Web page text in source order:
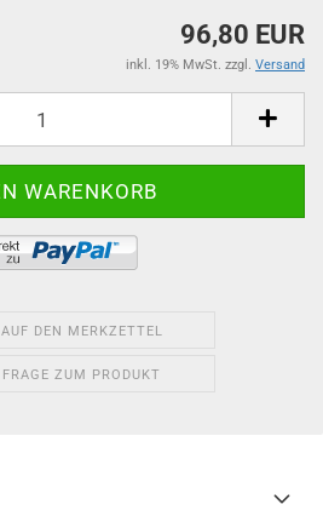
96,80 EUR
inkl. 19% MwSt. zzgl. Versand
AUF DEN MERKZETTEL
FRAGE ZUM PRODUKT